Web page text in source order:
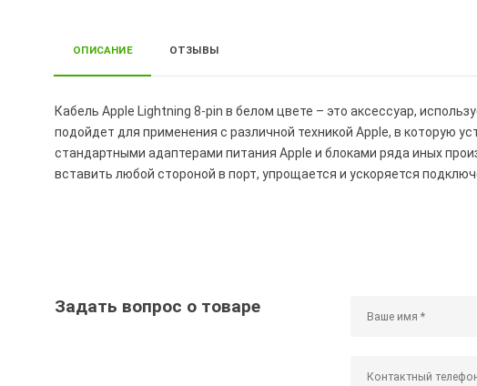
ОПИСАНИЕ ОТЗЫВЫ
Кабель Apple Lightning 8-pin в белом цвете – это аксессуар,
подойдет для применения с различной техникой Apple, в которую
стандартными адаптерами питания Apple и блоками ряда иных
вставить любой стороной в порт, упрощается и ускоряется
Задать вопрос о товаре